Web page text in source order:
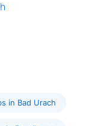
in Bad Urach